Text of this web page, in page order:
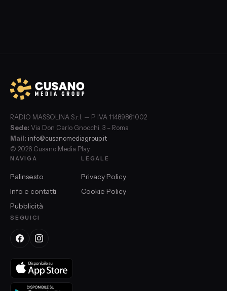
RADIO MASSOLINA S.r.l. — P. IVA 11489861002
Sede: Via Don Carlo Gnocchi, 3 – Roma
Mail: info@cusanomediagroup.it
© 2026 Cusano Media Play
NAVIGA
Palinsesto
Info e contatti
Pubblicità
LEGALE
Privacy Policy
Cookie Policy
SEGUICI